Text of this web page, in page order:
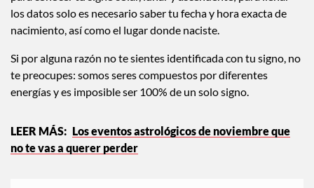
los datos solo es necesario saber tu fecha y hora exacta de
nacimiento, así como el lugar donde naciste.
Si por alguna razón no te sientes identificada con tu signo, no
te preocupes: somos seres compuestos por diferentes
energías y es imposible ser 100% de un solo signo.
Los eventos astrológicos de noviembre que
no te vas a querer perder